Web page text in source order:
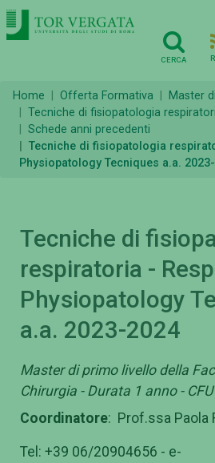
CERCA
Home Offerta Formativa
Master
Tecniche di fisiopatologia
Schede anni precedenti
Tecniche di fisiopatologia
Physiopatology Tecniques a.a.
Tecniche di
respiratoria -
Physiopatology
a.a. 2023-2024
Master di primo livello della
Chirurgia - Durata 1 anno -
Coordinatore: Prof.ssa Paola
Tel: +39 06/20904656 - e-